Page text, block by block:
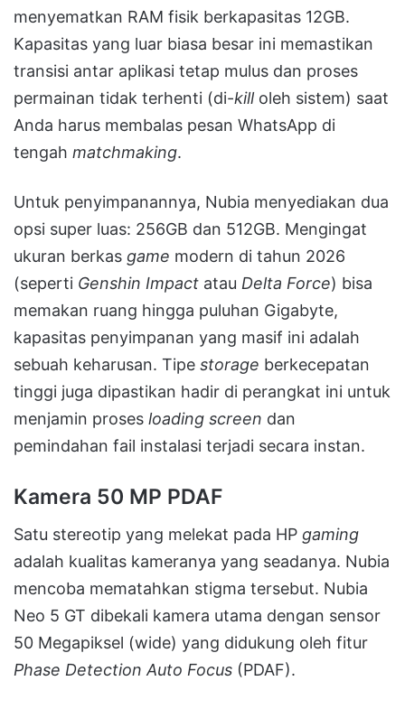
menyematkan RAM fisik berkapasitas 12GB.
Kapasitas yang luar biasa besar ini memastikan
transisi antar aplikasi tetap mulus dan proses
permainan tidak terhenti (di-killoleh sistem) saat
Anda harus membalas pesan WhatsApp di
tengah matchmaking.
Untuk penyimpanannya, Nubia menyediakan dua
opsi super luas: 256GB dan 512GB. Mengingat
ukuran berkas game modern di tahun 2026
(seperti Genshin Impact atau Delta Force) bisa
memakan ruang hingga puluhan Gigabyte,
kapasitas penyimpanan yang masif ini adalah
sebuah keharusan. Tipe storage berkecepatan
tinggi juga dipastikan hadir di perangkat ini untuk
menjamin proses loading screen dan
pemindahan fail instalasi terjadi secara instan.
Kamera 50 MP PDAF
Satu stereotip yang melekat pada HP gaming
adalah kualitas kameranya yang seadanya. Nubia
mencoba mematahkan stigma tersebut. Nubia
Neo 5 GT dibekali kamera utama dengan sensor
50 Megapiksel (wide) yang didukung oleh fitur
Phase Detection Auto Focus (PDAF).